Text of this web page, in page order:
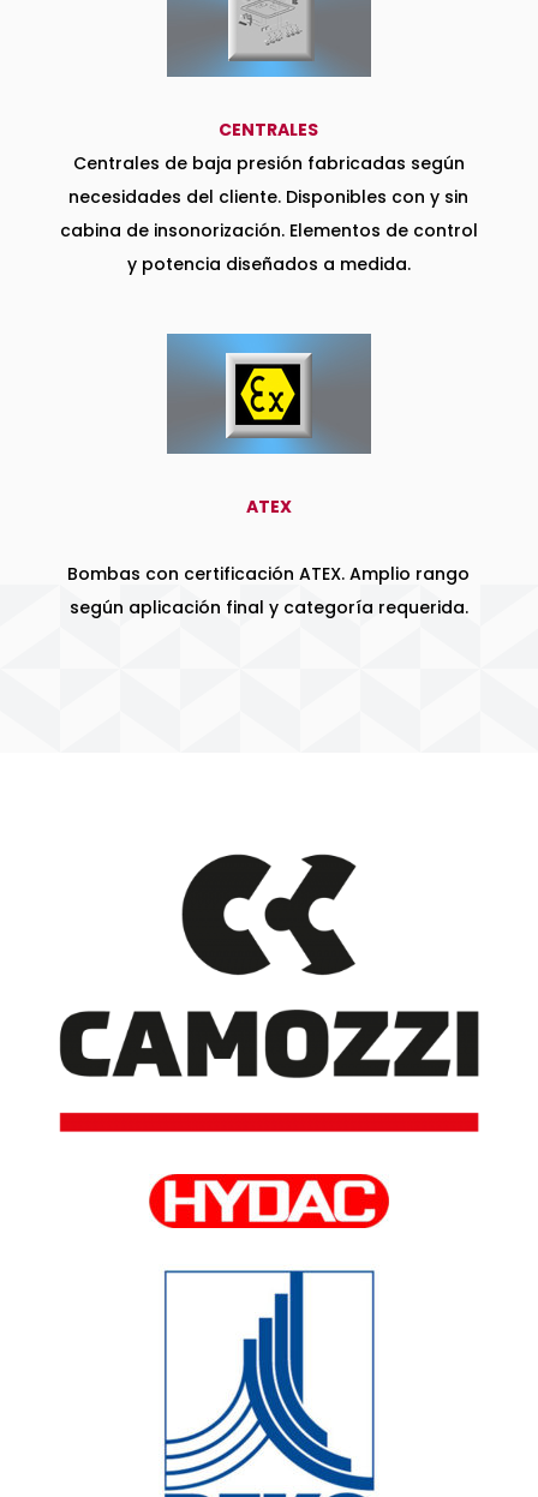
CENTRALES
Centrales de baja presión fabricadas según
necesidades del cliente. Disponibles con y sin
cabina de insonorización. Elementos de control
y potencia diseñados a medida.
ATEX
Bombas con certificación ATEX. Amplio rango
según aplicación final y categoría requerida.